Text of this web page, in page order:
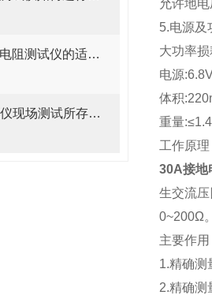
SX-3100数字接地电阻测试仪的适用领域介绍
防雷接地电阻测试仪现场测试所存在的问题
允许地
5.电源及
大功率
电源
体积
重量
工作原理
30A接地
生交流
0~200Ω
主要作用
1.精确测
2.精确测